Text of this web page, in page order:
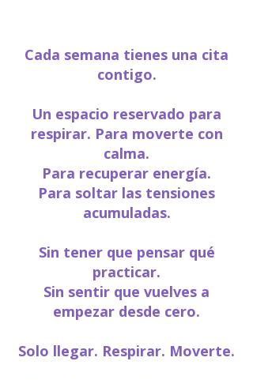
Cada semana tienes una cita
contigo.
Un espacio reservado para
respirar. Para moverte con
calma.
Para recuperar energía.
Para soltar las tensiones
acumuladas.
Sin tener que pensar qué
practicar.
Sin sentir que vuelves a
empezar desde cero.
Solo llegar. Respirar. Moverte.